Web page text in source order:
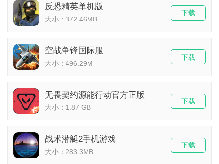
反恐精英单机版
大小：372.46MB
下载
空战争锋国际服
大小：496.29M
下载
无畏契约源能行动官方正版
大小：1.87 GB
下载
战术潜艇2手机游戏
大小：283.3MB
下载